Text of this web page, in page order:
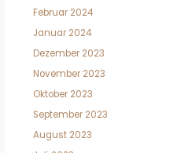
Februar 2024
Januar 2024
Dezember 2023
November 2023
Oktober 2023
September 2023
August 2023